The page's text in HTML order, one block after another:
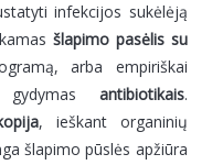
infekcijos sukėlėją
šlapimo pasėlis su
arba empiriškai
gydymas antibiotikais.
, ieškant organinių
šlapimo pūslės apžiūra